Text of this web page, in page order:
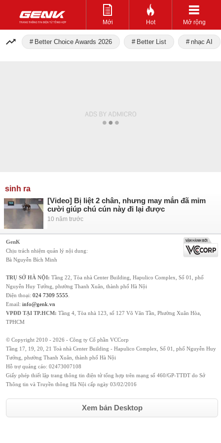
Mới Hot Mở rộng
Better Choice Awards 2026 Better List nhạc AI
sinh ra
[Video] Bị liệt 2 chân, nhưng may mắn đã mỉm
cười giúp chú cún này đi lại được
10 năm trước
GenK
Chịu trách nhiệm quản lý nội dung:
Bà Nguyễn Bích Minh
TRỤ SỞ HÀ NỘI: Tầng 22, Tòa nhà Center Building, Hapulico Complex, Số 01, phố
Nguyễn Huy Tưởng, phường Thanh Xuân, thành phố Hà Nội
Điện thoại: 024 7309 5555
Email: info@genk.vn
VPĐD TẠI TP.HCM: Tầng 4, Tòa nhà 123, số 127 Võ Văn Tần, Phường Xuân Hòa,
TPHCM
© Copyright 2010 - 2026 - Công ty Cổ phần VCCorp
Tầng 17, 19, 20, 21 Toà nhà Center Building - Hapulico Complex, Số 01, phố Nguyễn Huy
Tưởng, phường Thanh Xuân, thành phố Hà Nội
Hỗ trợ quảng cáo: 02473007108
Giấy phép thiết lập trang thông tin điện tử tổng hợp trên mạng số 460/GP-TTĐT do Sở
Thông tin và Truyền thông Hà Nội cấp ngày 03/02/2016
Xem bản Desktop